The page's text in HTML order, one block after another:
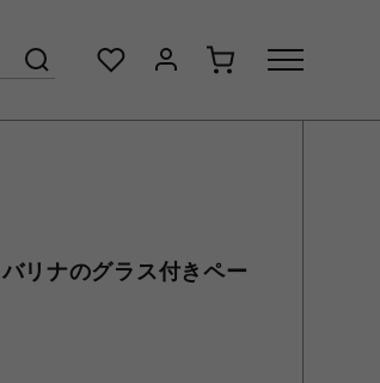
リナのグラス付きペー